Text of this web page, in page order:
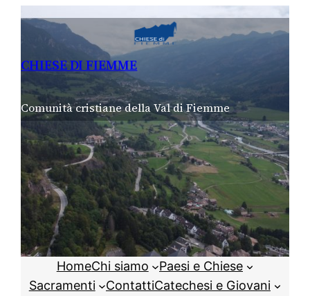
CHIESE DI FIEMME
Comunità cristiane della Val di Fiemme
HomeChi siamo
Paesi e Chiese
Sacramenti
ContattiCatechesi e Giovani